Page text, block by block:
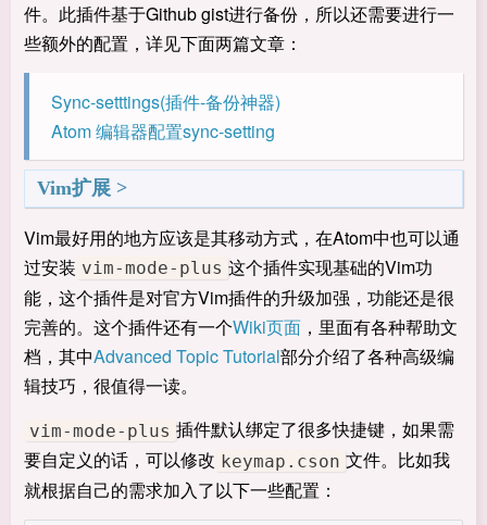
件。此插件基于Github gist进行备份，所以还需要进行一
些额外的配置，详见下面两篇文章：
Sync-setttings(插件-备份神器)
Atom 编辑器配置sync-setting
Vim扩展
Vim最好用的地方应该是其移动方式，在Atom中也可以通
过安装 vim-mode-plus 这个插件实现基础的Vim功
能，这个插件是对官方Vim插件的升级加强，功能还是很
完善的。这个插件还有一个Wiki页面 ，里面有各种帮助文
档，其中Advanced Topic Tutorial部分介绍了各种高级编
辑技巧，很值得一读。
vim-mode-plus 插件默认绑定了很多快捷键，如果需
要自定义的话，可以修改 keymap.cson 文件。比如我
就根据自己的需求加入了以下一些配置：